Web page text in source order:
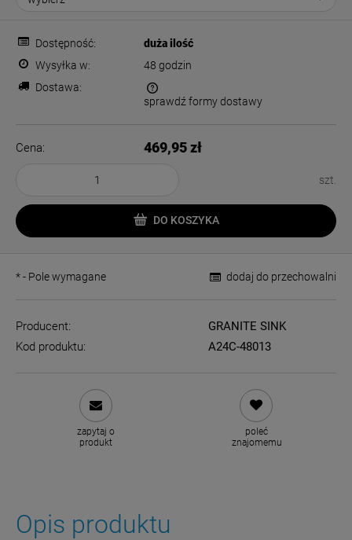
Dostępność:
duża ilość
Wysyłka w:
48 godzin
Dostawa:
Cena nie zawiera ewentualnych kosztów płatności
sprawdź formy dostawy
Cena: 469,95 zł
szt.
DO KOSZYKA
dodaj do przechowalni
*- Pole wymagane
Producent:
GRANITE SINK
Kod produktu:
A24C-48013
zapytaj o
produkt
poleć
znajomemu
Opis produktu